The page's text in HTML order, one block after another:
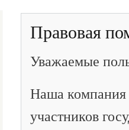
Правовая
Уважаемые
Наша компания
участников